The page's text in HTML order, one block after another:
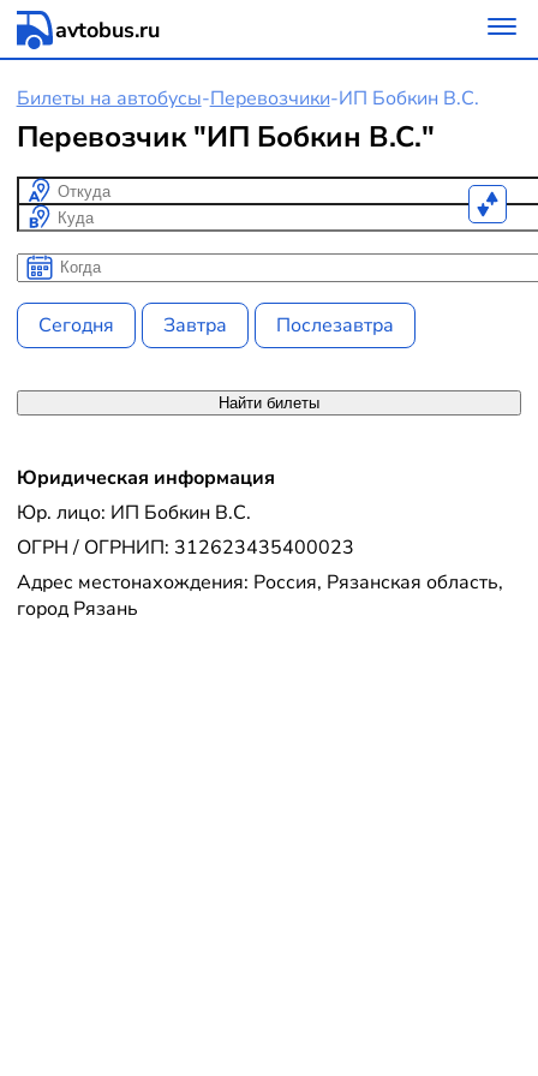
avtobus.ru
Билеты на автобусы-Перевозчики-ИП Бобкин В.С.
Перевозчик "ИП Бобкин В.С."
Откуда
Куда
Когда
Когда
Сегодня Завтра Послезавтра
Найти билеты
Юридическая информация
Юр. лицо: ИП Бобкин В.С.
ОГРН / ОГРНИП: 312623435400023
Адрес местонахождения: Россия, Рязанская область,
город Рязань